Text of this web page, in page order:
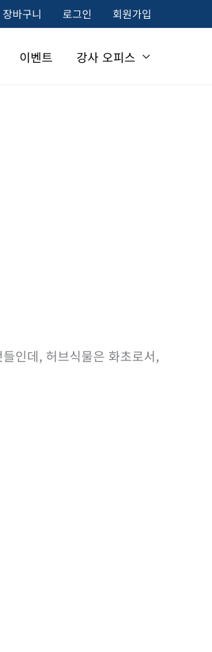
장바구니 로그인 회원가입
이벤트 강사 오피스
인데, 허브식물은 화초로서,